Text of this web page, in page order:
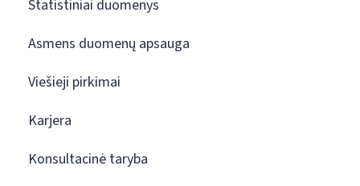
Statistiniai duomenys
Asmens duomenų apsauga
Viešieji pirkimai
Karjera
Konsultacinė taryba